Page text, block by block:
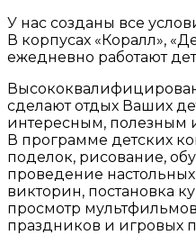
У нас созданы все
В корпусах «Коралл»,
ежедневно работают
сделают отдых Ваших
интересным, полезным
В программе детских
поделок, рисование,
проведение
викторин, постановка
просмотр
праздников и игровых